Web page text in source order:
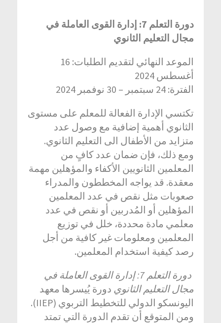
دورة التعلم
7: إدارة القوى العاملة في
مجال التعليم الثانوي
الموعد النهائي لتقديم الطلبات: 16
أغسطس 2024
الفترة: 24 سبتمبر – 30 نوفمبر 2024
تكتسي الإدارة الفعالة للمعلم على مستوى
الثانوي أهمية إضافية مع وصول عدد
متزايد من الأطفال الى التعليم الثانوي.
ومع ذلك، فإن ضمان عدد كافٍ من
المعلمين الثانويين الأكفاء والمؤهلين مهمة
معقدة. قد يواجه المخططون والمدراء
صعوبات مثل نقص في عدد المعلمين
المؤهلين أو المُدربين أو نقص في عدد
معلمي مادة محددة، خلل في توزيع
المعلمين ومعلومات غير كافية من أجل
رصد كيفية استخدام المعلمين.
دورة التعلم 7: إدارة القوى العاملة في
مجال التعليم الثانوي دورة يُيسرها معهد
اليونسكو الدولي للتخطيط التربوي (IIEP).
ومن المتوقع أن تقدم الدورة التي تمتد